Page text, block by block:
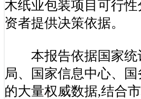
木纸业包装项目可行
资者提供决策依据。
本报告依据国家统
局、国家信息中心、
的大量权威数据,结合